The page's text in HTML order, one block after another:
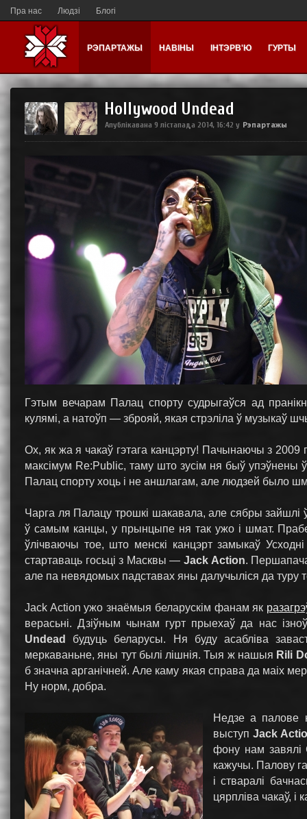
Пра нас Людзі Блогі
РЭПАРТАЖЫ НАВІНЫ ІНТЭРВ'Ю ГУРТЫ
Hollywood Undead
Апублікавана 9 лістапада 2014, 16:42 у Рэпартажы
Гэтым вечарам Палац спорту судрыгаўся ад
кулямі, а натоўп — зброяй, якая стрэліла ў музыкаў
Ох, як жа я чакаў гэтага канцэрту! Пачынаючы з 2009
максімум Re:Public, таму што зусім ня быў упэўнены
Палац спорту хоць і не аншлагам, але людзей было
Чарга ля Палацу трошкі шакавала, але сябры зайшлі
ў самым канцы, у прынцыпе ня так ужо і шмат.
ўлічваючы тое, што менскі канцэрт замыкаў
стартаваць госьці з Масквы —Jack Action.
але па невядомых падставах яны далучыліся да туру
Jack Action ужо знаёмыя беларускім фанам як
верасьні. Дзіўным чынам гурт прыехаў да нас
Undead
будуць беларусы. Ня буду асабліва
меркаваньне, яны тут былі лішнія. Тыя ж нашыя Rili
б значна арганічней. Але каму якая справа да маіх
Ну норм, добра.
Недзе а палове
выступJack
фону нам завялі
кажучы. Палову
і стваралі
цярпліва чакаў, і